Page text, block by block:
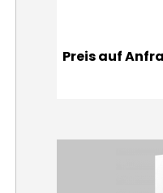
Preis auf